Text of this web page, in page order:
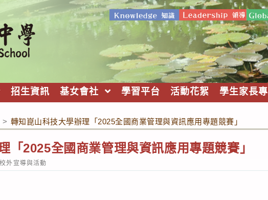
招生資訊 基女會社 學習平台 活動花絮 學生家長
> 轉知崑山科技大學辦理「2025全國商業管理與資訊應用專題競賽」
「2025全國商業管理與資訊應用專題競賽」
校外宣導與活動